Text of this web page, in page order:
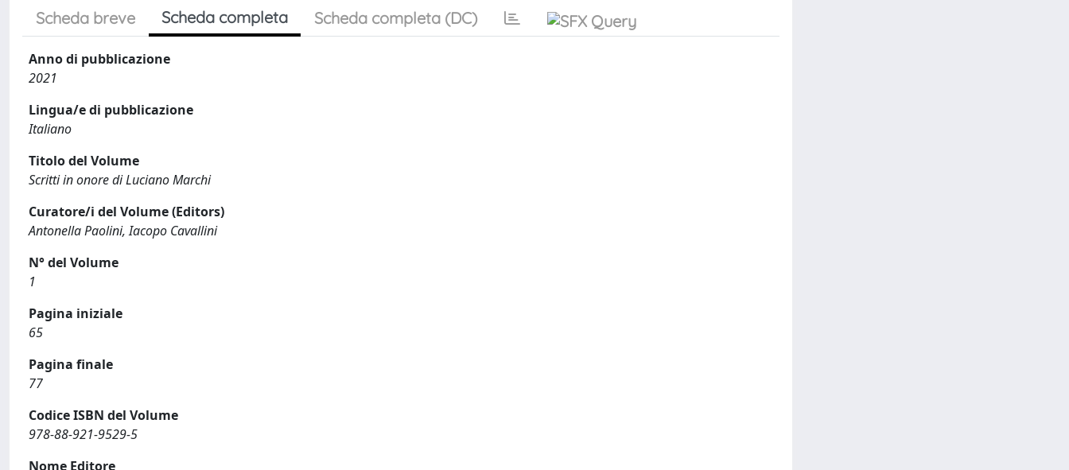
Scheda breve Scheda completa Scheda completa (DC)
Anno di pubblicazione
2021
Lingua/e di pubblicazione
Italiano
Titolo del Volume
Scritti in onore di Luciano Marchi
Curatore/i del Volume (Editors)
Antonella Paolini, Iacopo Cavallini
N° del Volume
1
Pagina iniziale
65
Pagina finale
77
Codice ISBN del Volume
978-88-921-9529-5
Nome Editore